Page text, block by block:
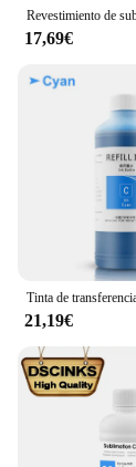
17,69€
21,19€